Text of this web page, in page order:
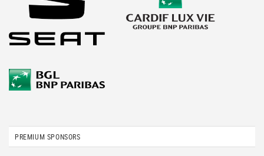
PREMIUM SPONSORS